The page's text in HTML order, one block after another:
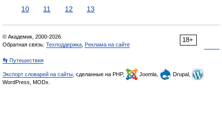
10
11 12 13
18+
© Академик, 2000-2026
Обратная связь: Техподдержка Реклама на сайте
👣 Путешествия
Экспорт словарей на сайты , сделанные на PHP, Joomla,
Drupal,
WordPress, MODx.